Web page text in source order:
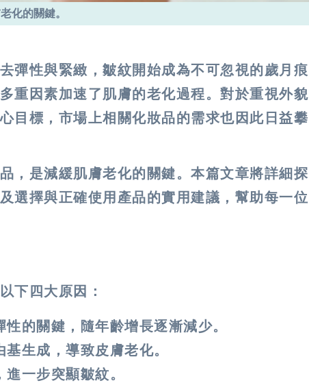
化的關鍵。
彈性與緊緻，皺紋開始成為不可忽視的歲月痕
重因素加速了肌膚的老化過程。對於重視外貌
目標，市場上相關化妝品的需求也因此日益攀
，是減緩肌膚老化的關鍵。本篇文章將詳細探
選擇與正確使用產品的實用建議，幫助每一位
下四大原因：
的關鍵，隨年齡增長逐漸減少。
生成，導致皮膚老化。
一步突顯皺紋。